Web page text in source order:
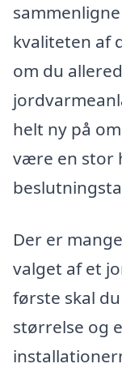
kvaliteten af
om du
helt ny på
være en stor
Der er
valget af et
første skal
størrelse og